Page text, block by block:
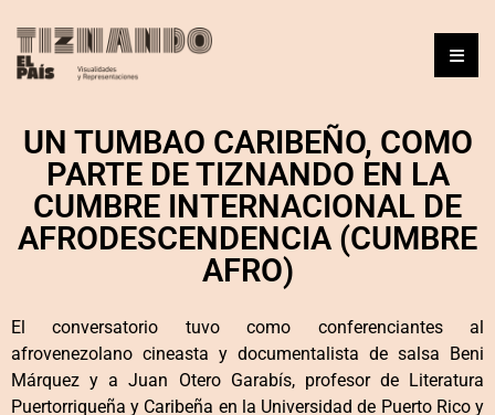
UN TUMBAO CARIBEÑO, COMO
PARTE DE TIZNANDO EN LA
CUMBRE INTERNACIONAL DE
AFRODESCENDENCIA (CUMBRE
AFRO)
El conversatorio tuvo como conferenciantes al
afrovenezolano cineasta y documentalista de salsa Beni
Márquez y a Juan Otero Garabís, profesor de Literatura
Puertorriqueña y Caribeña en la Universidad de Puerto Rico y